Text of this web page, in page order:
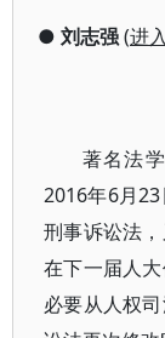
● 刘志强(进
著名法
2016年6月
刑事诉讼法
在下一届人
必要从人权